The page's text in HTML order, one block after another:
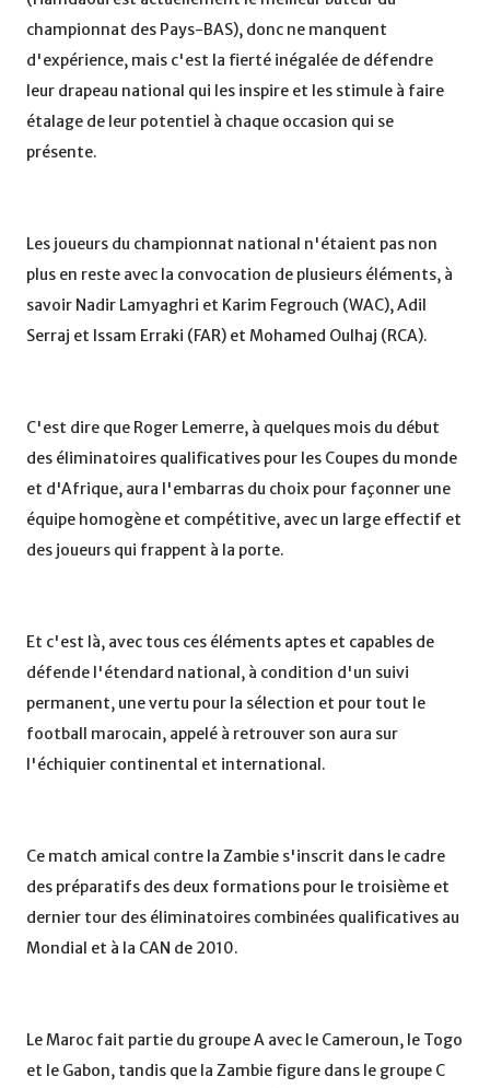
championnat des Pays-BAS), donc ne manquent
d'expérience, mais c'est la fierté inégalée de défendre
leur drapeau national qui les inspire et les stimule à faire
étalage de leur potentiel à chaque occasion qui se
présente.
Les joueurs du championnat national n'étaient pas non
plus en reste avec la convocation de plusieurs éléments, à
savoir Nadir Lamyaghri et Karim Fegrouch (WAC), Adil
Serraj et Issam Erraki (FAR) et Mohamed Oulhaj (RCA).
C'est dire que Roger Lemerre, à quelques mois du début
des éliminatoires qualificatives pour les Coupes du monde
et d'Afrique, aura l'embarras du choix pour façonner une
équipe homogène et compétitive, avec un large effectif et
des joueurs qui frappent à la porte.
Et c'est là, avec tous ces éléments aptes et capables de
défende l'étendard national, à condition d'un suivi
permanent, une vertu pour la sélection et pour tout le
football marocain, appelé à retrouver son aura sur
l'échiquier continental et international.
Ce match amical contre la Zambie s'inscrit dans le cadre
des préparatifs des deux formations pour le troisième et
dernier tour des éliminatoires combinées qualificatives au
Mondial et à la CAN de 2010.
Le Maroc fait partie du groupe A avec le Cameroun, le Togo
et le Gabon, tandis que la Zambie figure dans le groupe C